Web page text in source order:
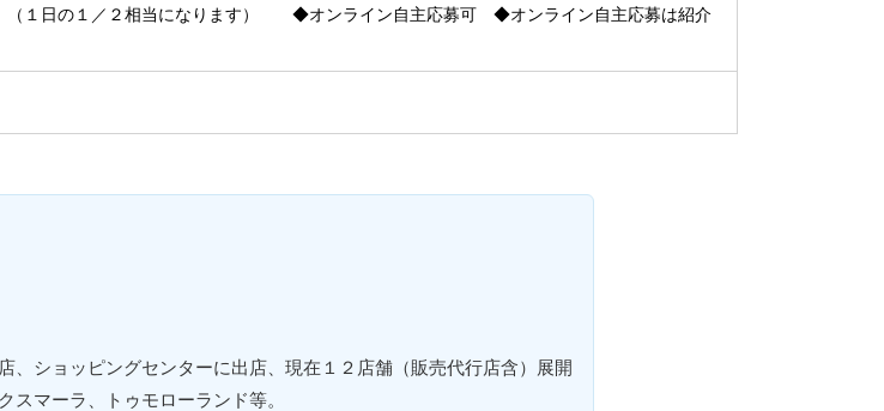
日の１／２相当になります） ◆オンライン自主応募可 ◆オンライン自主応募は紹介
、ショッピングセンターに出店、現在１２店舗（販売代行店含）展開
マーラ、トゥモローランド等。